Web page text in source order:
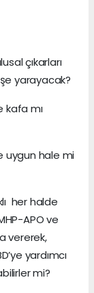
çıkarları
yarayacak?
kafa mı
uygun hale mi
her halde
APO ve
vererek,
yardımcı
mi?